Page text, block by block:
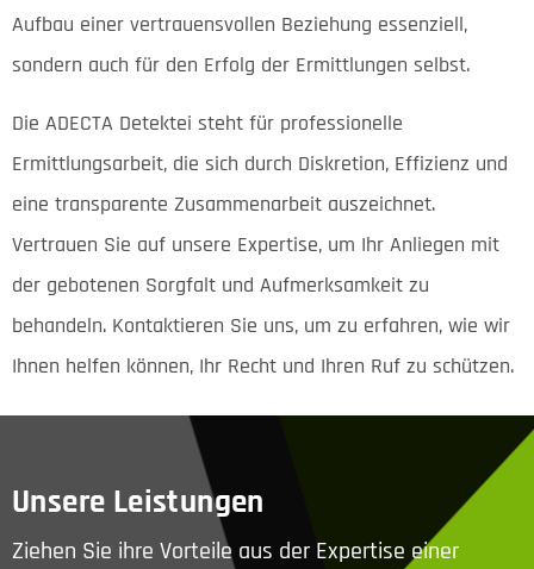
Aufbau einer vertrauensvollen Beziehung essenziell,
sondern auch für den Erfolg der Ermittlungen selbst.
Die ADECTA Detektei steht für professionelle
Ermittlungsarbeit, die sich durch Diskretion, Effizienz und
eine transparente Zusammenarbeit auszeichnet.
Vertrauen Sie auf unsere Expertise, um Ihr Anliegen mit
der gebotenen Sorgfalt und Aufmerksamkeit zu
behandeln. Kontaktieren Sie uns, um zu erfahren, wie wir
Ihnen helfen können, Ihr Recht und Ihren Ruf zu schützen.
Unsere Leistungen
Ziehen Sie ihre Vorteile aus der Expertise einer